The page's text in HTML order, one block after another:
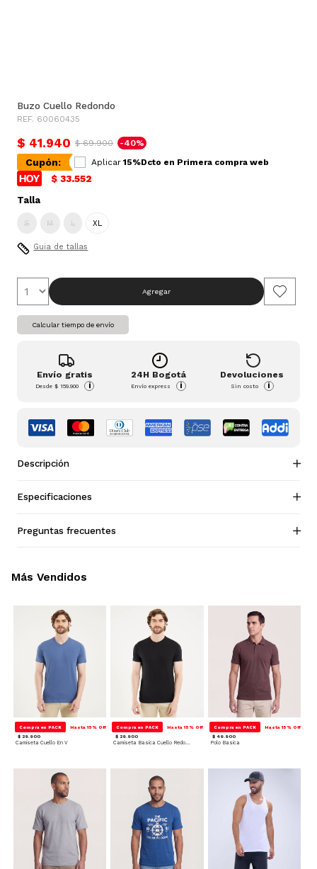
Buzo Cuello Redondo
REF. 60060435
$ 41.940 $ 69.900 -40%
Cupón: Aplicar 15%Dcto en Primera compra web
$ 33.552
Talla
S M L XL
Guia de tallas
Agregar
Calcular tiempo de envío
Envío gratis
Desde$ 159.900 i
24H Bogotá
Envío express i
Devoluciones
Sin costo i
Descripción
Especificaciones
Preguntas frecuentes
Compra en PACK Hasta 15% Off
$ 29.900
Camiseta Cuello En V
Compra en PACK Hasta 15% Off
$ 29.900
Camiseta Basica Cuello Redondo
Compra en PACK Hasta 15% Off
$ 49.900
Polo Basica
Más Vendidos